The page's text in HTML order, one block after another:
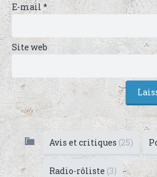
E-mail *
Site web
Avis et critiques (25)
Radio-rôliste (3)